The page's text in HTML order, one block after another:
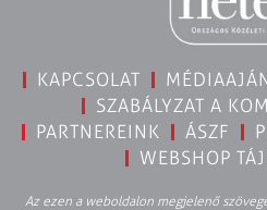
KAPCSOLAT
SZABÁLYZAT A
PARTNEREINK
ÁSZF
WEBSHOP
Az ezen a weboldalon megjelenő